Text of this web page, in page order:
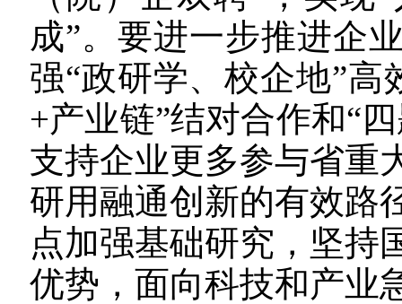
成”。 要进一步推进企
强“政研学、校企地”
+产业链”结对合作和“
支持企业更多参与省重
研用融通创新的有效路
点加强基础研究，坚持
优势，面向科技和产业